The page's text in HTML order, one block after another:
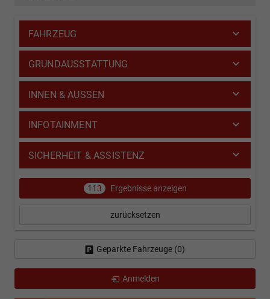
FAHRZEUG
GRUNDAUSSTATTUNG
INNEN & AUSSEN
INFOTAINMENT
SICHERHEIT & ASSISTENZ
113 Ergebnisse anzeigen
zurücksetzen
Geparkte Fahrzeuge (0)
Anmelden